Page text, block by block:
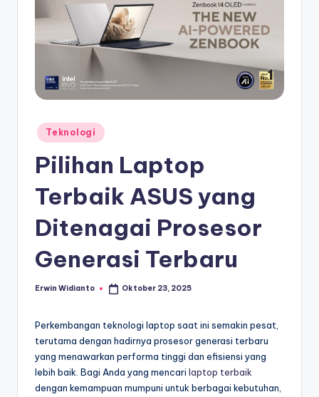
Posted
in
Teknologi
Pilihan Laptop
Terbaik ASUS yang
Ditenagai Prosesor
Generasi Terbaru
Posted
Erwin Widianto Oktober 23, 2025
Perkembangan teknologi laptop saat ini semakin pesat,
terutama dengan hadirnya prosesor generasi terbaru
yang menawarkan performa tinggi dan efisiensi yang
lebih baik. Bagi Anda yang mencari laptop terbaik
dengan kemampuan mumpuni untuk berbagai kebutuhan,